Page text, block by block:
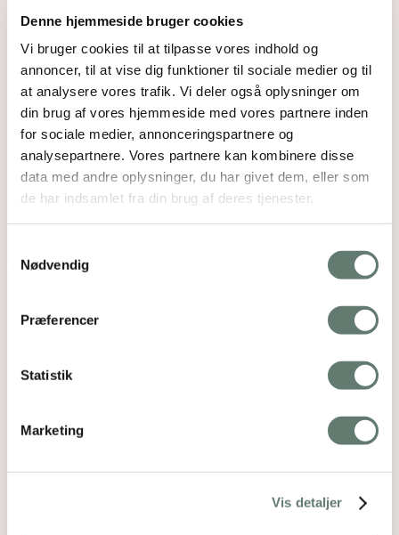
Denne hjemmeside bruger cookies
Vi bruger cookies til at tilpasse vores indhold og
annoncer, til at vise dig funktioner til sociale medier og til
at analysere vores trafik. Vi deler også oplysninger om
din brug af vores hjemmeside med vores partnere inden
for sociale medier, annonceringspartnere og
analysepartnere. Vores partnere kan kombinere disse
data med andre oplysninger, du har givet dem, eller som
de har indsamlet fra din brug af deres tjenester.
Nødvendig
Præferencer
Statistik
Marketing
Vis detaljer